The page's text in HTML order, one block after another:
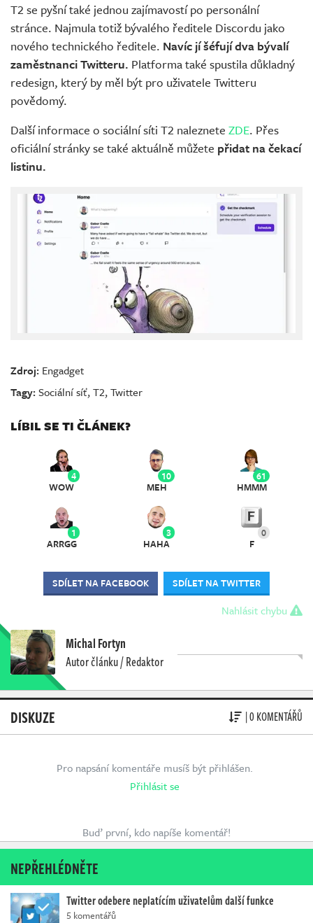
T2 se pyšní také jednou zajímavostí po personální
stránce. Najmula totiž bývalého ředitele Discordu jako
nového technického ředitele. Navíc jí šéfují dva bývalí
zaměstnanci Twitteru. Platforma také spustila důkladný
redesign, který by měl být pro uživatele Twitteru
povědomý.
Další informace o sociální síti T2 naleznete ZDE. Přes
oficiální stránky se také aktuálně můžete přidat na čekací
listinu.
Zdroj: Engadget
Tagy:Sociální síť,T2,Twitter
LÍBIL SE TI ČLÁNEK?
4
WOW
10
MEH
61
HMMM
1
ARRGG
3
HAHA
0
F
SDÍLET NA FACEBOOK SDÍLET NA TWITTER
Nahlásit chybu
Michal Fortyn
Autor článku / Redaktor
DISKUZE | 0 KOMENTÁŘŮ
Pro napsání komentáře musíš být přihlášen.
Přihlásit se
Buď první, kdo napíše komentář!
NEPŘEHLÉDNĚTE
Twitter odebere neplatícím uživatelům další funkce
5 komentářů